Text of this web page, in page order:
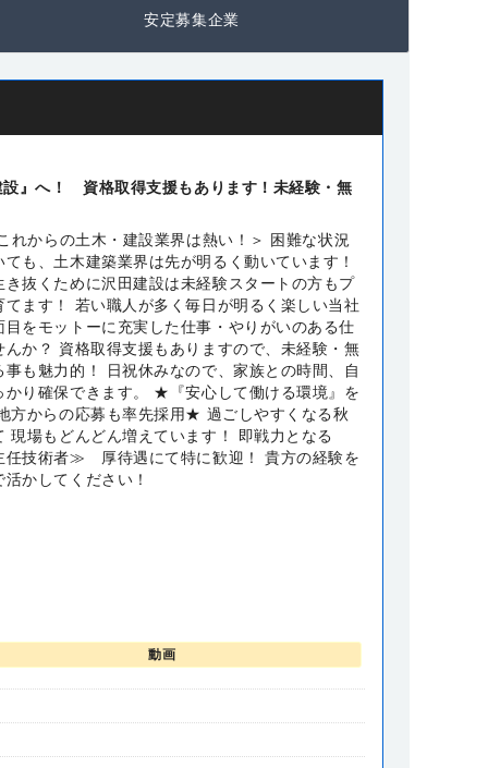
安定募集企業
』へ！ 資格取得支援もあります！未経験・無
からの土木・建設業界は熱い！＞ 困難な状況
も、土木建築業界は先が明るく動いています！
き抜くために沢田建設は未経験スタートの方もプ
てます！ 若い職人が多く毎日が明るく楽しい当社
目をモットーに充実した仕事・やりがいのある仕
んか？ 資格取得支援もありますので、未経験・無
事も魅力的！ 日祝休みなので、家族との時間、自
かり確保できます。 ★『安心して働ける環境』を
からの応募も率先採用★ 過ごしやすくなる秋
現場もどんどん増えています！ 即戦力となる
技術者≫ 厚待遇にて特に歓迎！ 貴方の経験を
かしてください！
動画